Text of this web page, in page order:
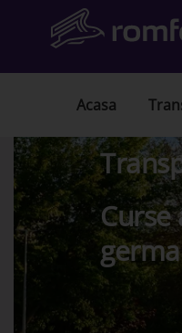
Acasa